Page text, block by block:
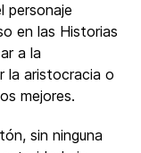
personaje
en las Historias
a la
la aristocracia o
mejores.
sin ninguna